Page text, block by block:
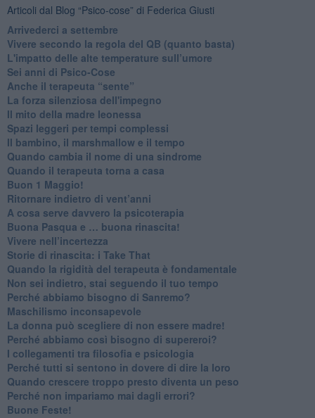
Articoli dal Blog “Psico-cose” di Federica Giusti
​Arrivederci a settembre
​Vivere secondo la regola del QB (quanto basta)
​L'impatto delle alte temperature sull’umore
Sei anni di Psico-Cose
​Anche il terapeuta “sente”
​La forza silenziosa dell'impegno
​Il mito della madre leonessa
Spazi leggeri per tempi complessi
Il bambino, il marshmallow e il tempo
​Quando cambia il nome di una sindrome
​Quando il terapeuta torna a casa
​Buon 1 Maggio!
Ritornare indietro di vent’anni
​A cosa serve davvero la psicoterapia
​Buona Pasqua e … buona rinascita!
​Vivere nell’incertezza
​Storie di rinascita: i Take That
​Quando la rigidità del terapeuta è fondamentale
​Non sei indietro, stai seguendo il tuo tempo
​Perché abbiamo bisogno di Sanremo?
​Maschilismo inconsapevole
​La donna può scegliere di non essere madre!
​Perché abbiamo così bisogno di supereroi?
​I collegamenti tra filosofia e psicologia
​Perché tutti si sentono in dovere di dire la loro
​Quando crescere troppo presto diventa un peso
​Perché non impariamo mai dagli errori?
​Buone Feste!